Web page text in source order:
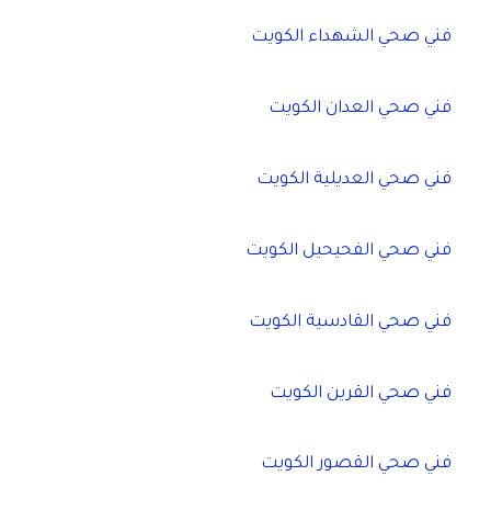
فني صحي الشهداء الكويت
فني صحي العدان الكويت
فني صحي العديلية الكويت
فني صحي الفحيحيل الكويت
فني صحي القادسية الكويت
فني صحي القرين الكويت
فني صحي القصور الكويت